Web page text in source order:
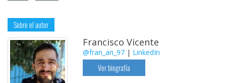
Sobre el autor
Francisco Vicente
@fran_an_97 | LinkedIn
Ver biografía